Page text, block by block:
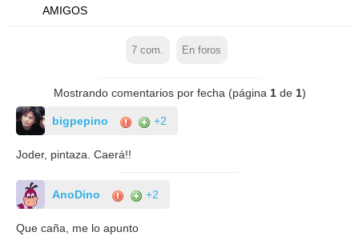
AMIGOS
7 com. En foros
Mostrando comentarios por fecha (página 1de 1)
bigpepino +2
Joder, pintaza. Caerá!!
AnoDino +2
Que caña, me lo apunto